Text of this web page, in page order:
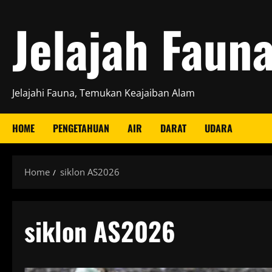
content
Jelajah
Jelajahi Fauna, Temukan Keajaiban Alam
HOME PENGETAHUAN AIR DARAT UDARA
Home siklon AS2026
siklon AS2026